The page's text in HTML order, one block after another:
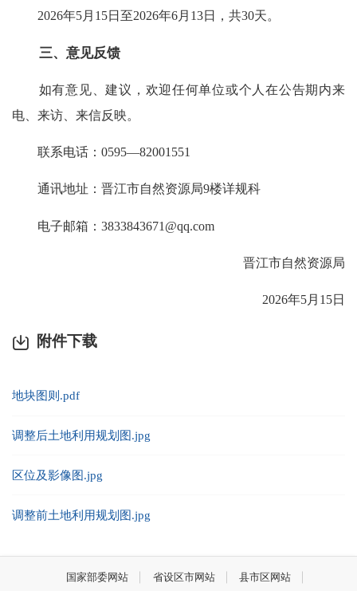
2026年5月15日至2026年6月13日，共30天。
三、意见反馈
如有意见、建议，欢迎任何单位或个人在公告期内来
电、来访、来信反映。
联系电话：0595—82001551
通讯地址：晋江市自然资源局9楼详规科
电子邮箱：3833843671@qq.com
晋江市自然资源局
2026年5月15日
附件下载
地块图则.pdf
调整后土地利用规划图.jpg
区位及影像图.jpg
调整前土地利用规划图.jpg
国家部委网站 省设区市网站 县市区网站